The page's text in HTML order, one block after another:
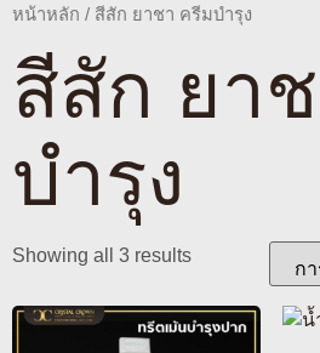
หน้าหลัก / สีสัก ยาชา ครีมบำรุง
สีสัก ยา
บำรุง
Showing all 3 results